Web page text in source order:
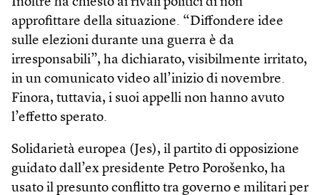
approfittare della situazione. “Diffondere idee
sulle elezioni durante una guerra è da
irresponsabili”, ha dichiarato, visibilmente irritato,
in un comunicato video all’inizio di novembre.
Finora, tuttavia, i suoi appelli non hanno avuto
l’effetto sperato.
Solidarietà europea (Jes), il partito di opposizione
guidato dall’ex presidente Petro Porošenko, ha
usato il presunto conflitto tra governo e militari per